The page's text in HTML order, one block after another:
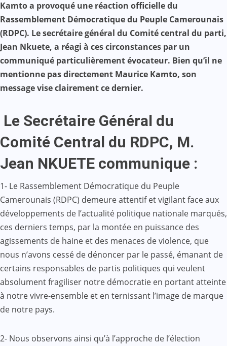
Kamto a provoqué une réaction officielle du
Rassemblement Démocratique du Peuple Camerounais
(RDPC). Le secrétaire général du Comité central du parti,
Jean Nkuete, a réagi à ces circonstances par un
communiqué particulièrement évocateur. Bien qu’il ne
mentionne pas directement Maurice Kamto, son
message vise clairement ce dernier.
Le Secrétaire Général du
Comité Central du RDPC, M.
Jean NKUETE communique :
1- Le Rassemblement Démocratique du Peuple
Camerounais (RDPC) demeure attentif et vigilant face aux
développements de l’actualité politique nationale marqués,
ces derniers temps, par la montée en puissance des
agissements de haine et des menaces de violence, que
nous n’avons cessé de dénoncer par le passé, émanant de
certains responsables de partis politiques qui veulent
absolument fragiliser notre démocratie en portant atteinte
à notre vivre-ensemble et en ternissant l’image de marque
de notre pays.
2- Nous observons ainsi qu’à l’approche de l’élection